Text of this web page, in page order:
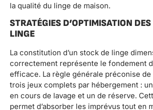
la qualité du linge de maison.
STRATÉGIES D’OPTIMISATION
LINGE
La constitution d’un stock de linge
correctement représente le fondement
efficace. La règle générale préconise de
trois jeux complets par hébergement :
en cours de lavage et un de réserve.
permet d’absorber les imprévus tout en